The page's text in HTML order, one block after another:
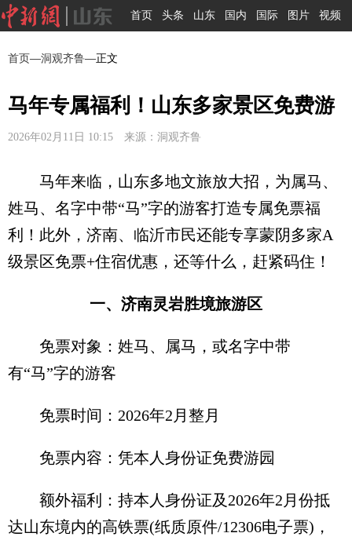
首页 头条 山东 国内 国际 图片 视频
首页—洞观齐鲁—正文
马年专属福利！山东多家景区免费游
2026年02月11日 10:15 来源：洞观齐鲁
马年来临，山东多地文旅放大招，为属马、
姓马、名字中带“马”字的游客打造专属免票福
利！此外，济南、临沂市民还能专享蒙阴多家A
级景区免票+住宿优惠，还等什么，赶紧码住！
一、济南灵岩胜境旅游区
免票对象：姓马、属马，或名字中带
有“马”字的游客
免票时间：2026年2月整月
免票内容：凭本人身份证免费游园
额外福利：持本人身份证及2026年2月份抵
达山东境内的高铁票(纸质原件/12306电子票)，